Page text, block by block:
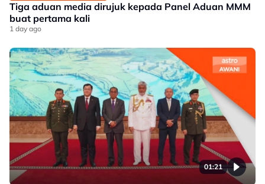
Tiga aduan media dirujuk kepada Panel Aduan MMM
buat pertama kali
1 day ago
01:21